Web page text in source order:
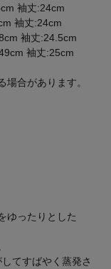
袖丈:24cm
袖丈:24cm
袖丈:24.5cm
袖丈:25cm
合があります。
ゆったりとした
てすばやく蒸発さ